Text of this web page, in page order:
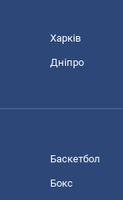
Харків
Дніпро
Баскетбол
Бокс